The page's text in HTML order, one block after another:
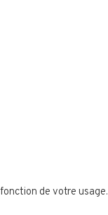
de votre usage.